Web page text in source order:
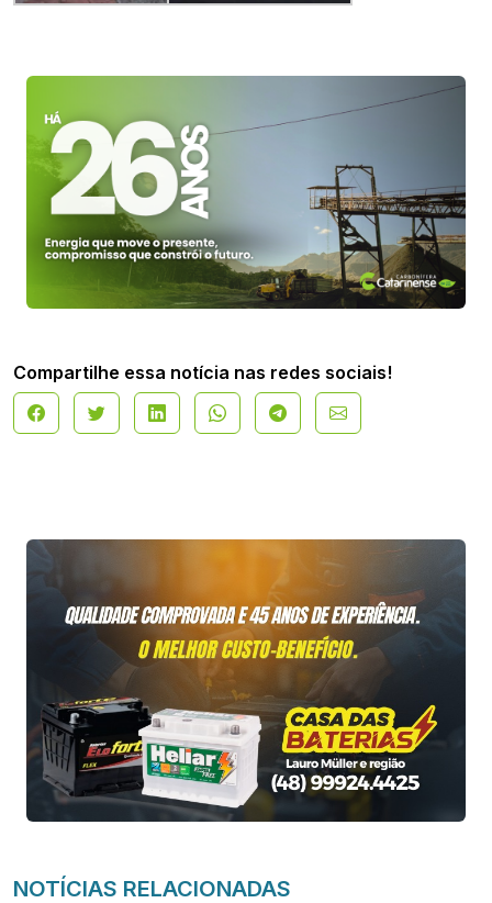
Compartilhe essa notícia nas redes sociais!
NOTÍCIAS RELACIONADAS